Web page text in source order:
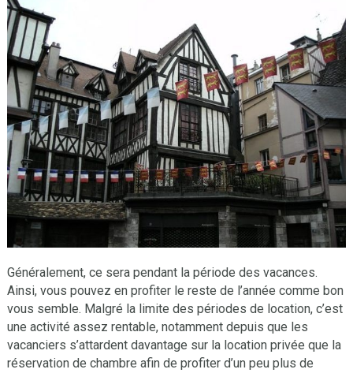
Généralement, ce sera pendant la période des vacances.
Ainsi, vous pouvez en profiter le reste de l’année comme bon
vous semble. Malgré la limite des périodes de location, c’est
une activité assez rentable, notamment depuis que les
vacanciers s’attardent davantage sur la location privée que la
réservation de chambre afin de profiter d’un peu plus de